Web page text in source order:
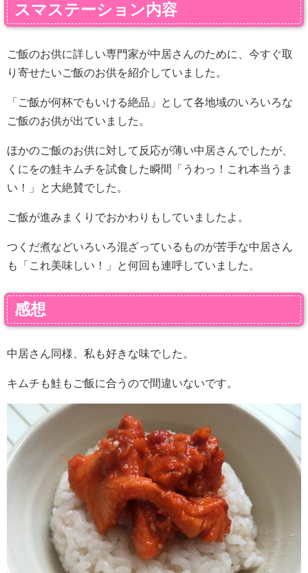
スマステーション内容
ご飯のお供に詳しい専門家が中居さんのために、今すぐ取
り寄せたいご飯のお供を紹介していました。
「ご飯が何杯でもいける絶品」として各地域のいろいろな
ご飯のお供が出ていました。
ほかのご飯のお供に対して反応が薄い中居さんでしたが、
くにをの鮭キムチを試食した瞬間「うわっ！これ本当うま
い！」と大絶賛でした。
ご飯が進みまくりでおかわりもしていましたよ。
つくだ煮などいろいろ混ざっているものが苦手な中居さん
も「これ美味しい！」と何回も連呼していました。
感想
中居さん同様、私も好きな味でした。
キムチも鮭もご飯に合うので間違いないです。